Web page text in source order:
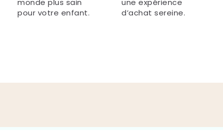
monde plus sain
pour votre enfant.
une expérience
d’achat sereine.